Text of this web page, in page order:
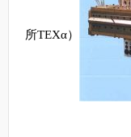
所TEXα）